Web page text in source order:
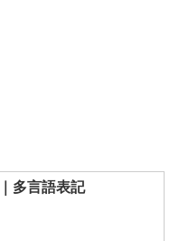
多言語表記